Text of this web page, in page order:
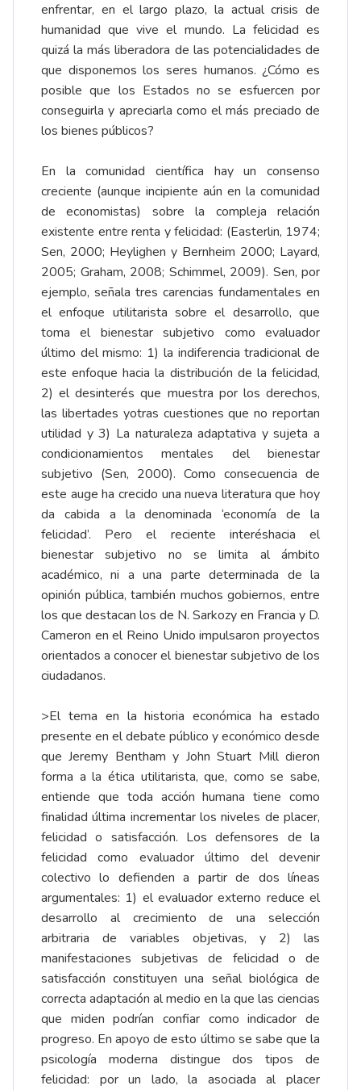
enfrentar, en el largo plazo, la actual crisis de
humanidad que vive el mundo. La felicidad es
quizá la más liberadora de las potencialidades de
que disponemos los seres humanos. ¿Cómo es
posible que los Estados no se esfuercen por
conseguirla y apreciarla como el más preciado de
los bienes públicos?
En la comunidad científica hay un consenso
creciente (aunque incipiente aún en la comunidad
de economistas) sobre la compleja relación
existente entre renta y felicidad: (Easterlin, 1974;
Sen, 2000; Heylighen y Bernheim 2000; Layard,
2005; Graham, 2008; Schimmel, 2009). Sen, por
ejemplo, señala tres carencias fundamentales en
el enfoque utilitarista sobre el desarrollo, que
toma el bienestar subjetivo como evaluador
último del mismo: 1) la indiferencia tradicional de
este enfoque hacia la distribución de la felicidad,
2) el desinterés que muestra por los derechos,
las libertades yotras cuestiones que no reportan
utilidad y 3) La naturaleza adaptativa y sujeta a
condicionamientos mentales del bienestar
subjetivo (Sen, 2000). Como consecuencia de
este auge ha crecido una nueva literatura que hoy
da cabida a la denominada ‘economía de la
felicidad’. Pero el reciente interéshacia el
bienestar subjetivo no se limita al ámbito
académico, ni a una parte determinada de la
opinión pública, también muchos gobiernos, entre
los que destacan los de N. Sarkozy en Francia y D.
Cameron en el Reino Unido impulsaron proyectos
orientados a conocer el bienestar subjetivo de los
ciudadanos.
>El tema en la historia económica ha estado
presente en el debate público y económico desde
que Jeremy Bentham y John Stuart Mill dieron
forma a la ética utilitarista, que, como se sabe,
entiende que toda acción humana tiene como
finalidad última incrementar los niveles de placer,
felicidad o satisfacción. Los defensores de la
felicidad como evaluador último del devenir
colectivo lo defienden a partir de dos líneas
argumentales: 1) el evaluador externo reduce el
desarrollo al crecimiento de una selección
arbitraria de variables objetivas, y 2) las
manifestaciones subjetivas de felicidad o de
satisfacción constituyen una señal biológica de
correcta adaptación al medio en la que las ciencias
que miden podrían confiar como indicador de
progreso. En apoyo de esto último se sabe que la
psicología moderna distingue dos tipos de
felicidad: por un lado, la asociada al placer